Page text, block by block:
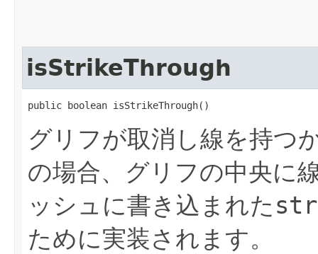
isStrikeThrough
public boolean isStrikeThrough()
グリフが取消し線を持つ
の場合、グリフの中央に
ッシュに書き込まれた
ために実装されます。